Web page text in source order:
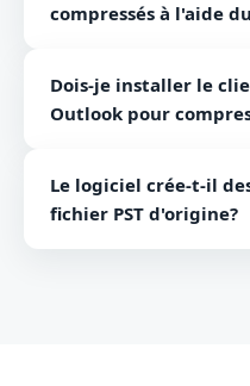
requis. Obtenez un
compressés à l'aide
fichiers PST.
Dois-je installer le
Outlook pour
pour utiliser le logiciel
Le logiciel crée-t-il
fichier PST d'origine?